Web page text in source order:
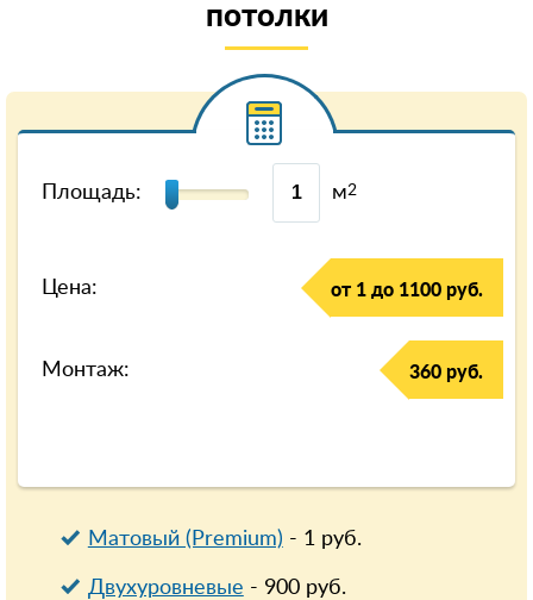
потолки
Площадь: м2
Цена: от 1 до 1100 руб.
Монтаж: 360 руб.
Матовый (Premium) - 1руб.
Двухуровневые - 900руб.